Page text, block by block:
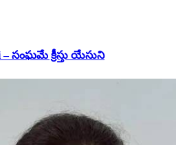
– సంఘమే క్రీస్తు యేసుని